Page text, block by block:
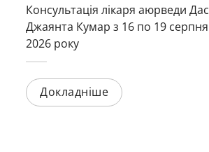
Консультація лікаря аюрведи Дас
Джаянта Кумар з 16 по 19 серпня
2026 року
Докладніше